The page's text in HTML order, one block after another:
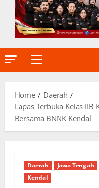
Primary
Home
Daerah
Lapas Terbuka Kelas IIB
Bersama BNNK Kendal
Daerah
Jawa Tengah
Kendal